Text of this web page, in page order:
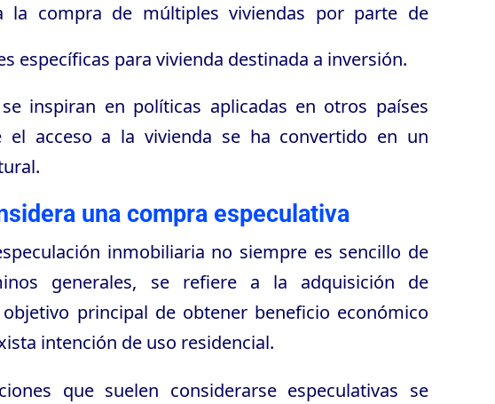
la compra de múltiples viviendas por parte de
específicas para vivienda destinada a inversión.
inspiran en políticas aplicadas en otros países
el acceso a la vivienda se ha convertido en un
una compra especulativa
inmobiliaria no siempre es sencillo de
generales, se refiere a la adquisición de
principal de obtener beneficio económico
intención de uso residencial.
que suelen considerarse especulativas se